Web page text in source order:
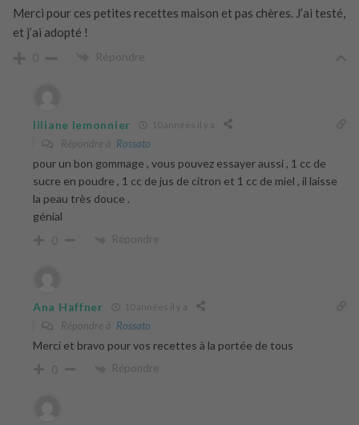
Merci pour ces petites recettes maison et pas chères. J’ai testé,
et j’ai adopté !
0 Répondre
liliane lemonnier 10 années il y a
Répondre à Rossato
pour un bon gommage , vous pouvez essayer aussi , 1 cc de
sucre en poudre , 1 cc de jus de citron et 1 cc de miel , il laisse
la peau très douce .
génial
0 Répondre
Ana Haffner 10 années il y a
Répondre à Rossato
Merci et bravo pour vos recettes à la portée de tous
0 Répondre